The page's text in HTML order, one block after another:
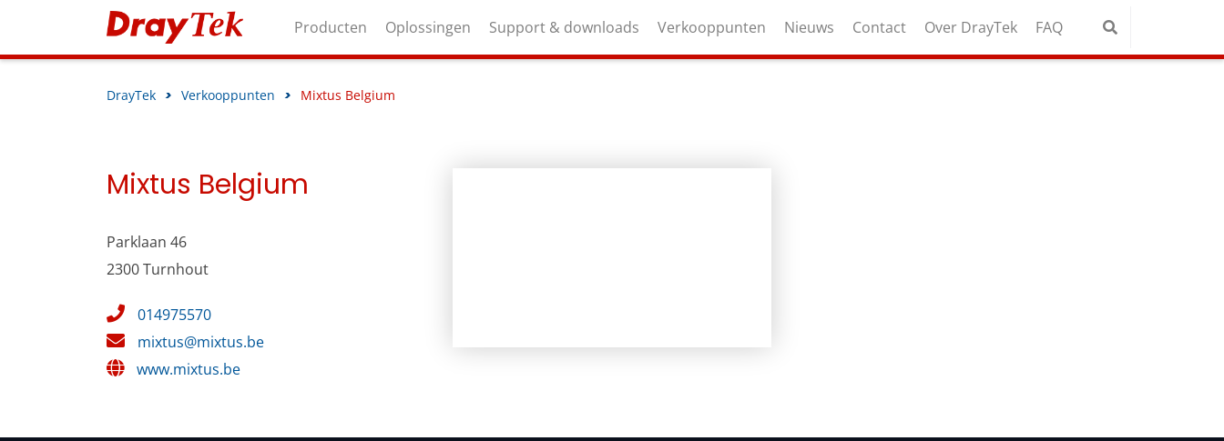
Producten Oplossingen Support & downloads Verkooppunten Nieuws Contact Over DrayTek FAQ
DrayTek > Verkooppunten > Mixtus Belgium
Mixtus Belgium
Parklaan 46
2300 Turnhout
014975570
mixtus@mixtus.be
www.mixtus.be